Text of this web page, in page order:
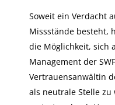
Soweit ein Verdacht
Missstände besteht,
die Möglichkeit, sich
Management der
Vertrauensanwältin
als neutrale Stelle zu